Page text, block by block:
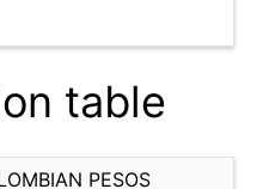
table
PESOS